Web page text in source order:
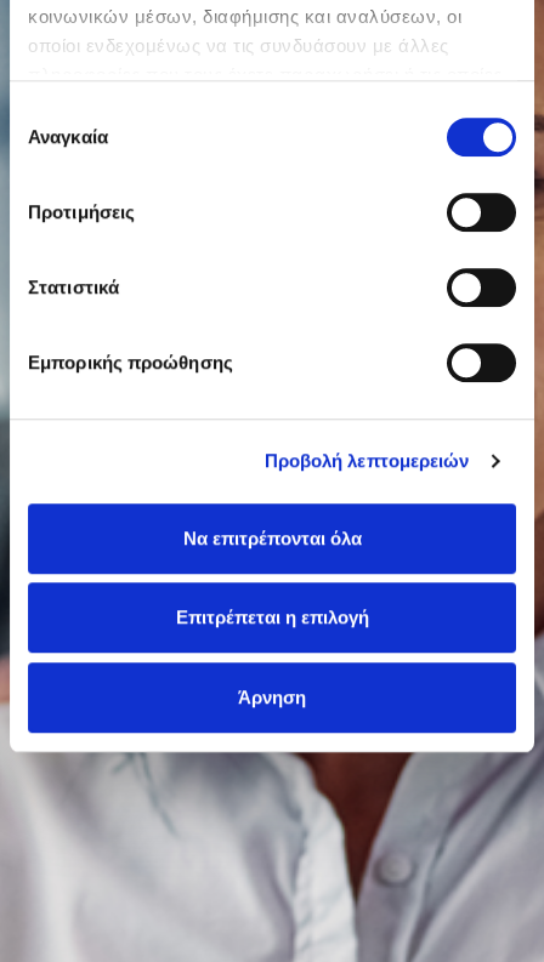
κοινωνικών μέσων, διαφήμισης και αναλύσεων, οι
οποίοι ενδεχομένως να τις συνδυάσουν με άλλες
των υπηρεσιών τους.
συγκατάθεσης
Αναγκαία
Προτιμήσεις
Στατιστικά
Εμπορικής προώθησης
Προβολή λεπτομερειών
Να επιτρέπονται όλα
Επιτρέπεται η επιλογή
Άρνηση